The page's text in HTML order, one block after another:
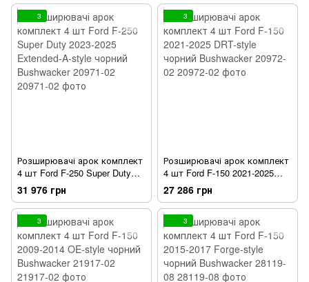
3
Розширювачі арок комплект
4 шт Ford F-250 Super Duty
2023-2025 Extended-A-style
чорний Bushwacker 20971-02
31 976 грн
3
Розширювачі арок комплект
4 шт Ford F-150 2021-2025
DRT-style чорний Bushwacker
20972-02
27 286 грн
3 3